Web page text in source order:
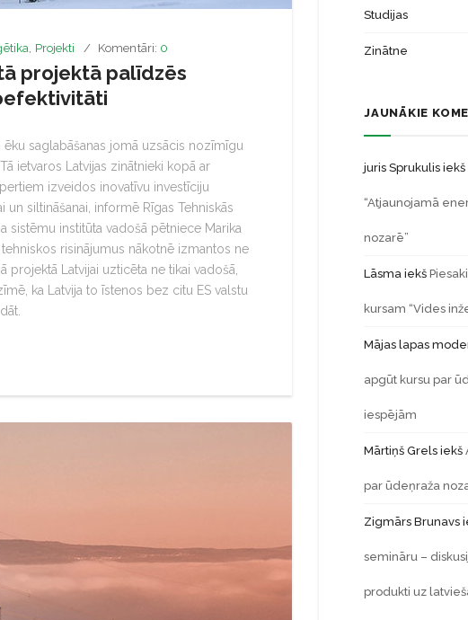
, Projekti Komentāri: 0
projektā palīdzēs
saglabāšanas jomā uzsācis nozīmīgu
ietvaros Latvijas zinātnieki kopā ar
izveidos inovatīvu investīciju
siltināšanai, informē Rīgas Tehniskās
sistēmu institūta vadošā pētniece Marika
risinājumus nākotnē izmantos ne
projektā Latvijai uzticēta ne tikai vadošā,
ka Latvija to īstenos bez citu ES valstu
Studijas
Zinātne
JAUNĀKIE
juris Sprukulis iekš
“Atjaunojamā
nozarē”
Lāsma iekš
kursam “Vides
Mājas lapas
apgūt kursu par
iespējām
Mārtiņš Grels iekš
par ūdeņraža
Zigmārs Brunavs
semināru –
produkti uz